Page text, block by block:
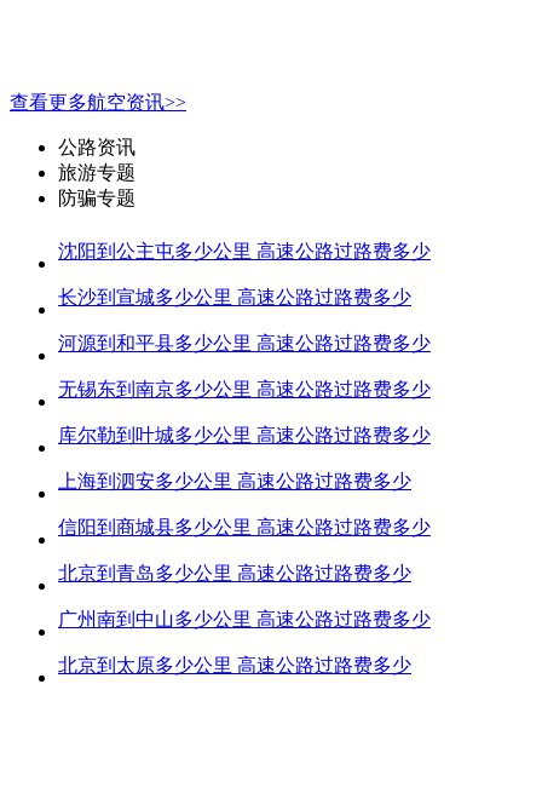
查看更多航空资讯>>
公路资讯
旅游专题
防骗专题
沈阳到公主屯多少公里 高速公路过路费多少
长沙到宣城多少公里 高速公路过路费多少
河源到和平县多少公里 高速公路过路费多少
无锡东到南京多少公里 高速公路过路费多少
库尔勒到叶城多少公里 高速公路过路费多少
上海到泗安多少公里 高速公路过路费多少
信阳到商城县多少公里 高速公路过路费多少
北京到青岛多少公里 高速公路过路费多少
广州南到中山多少公里 高速公路过路费多少
北京到太原多少公里 高速公路过路费多少